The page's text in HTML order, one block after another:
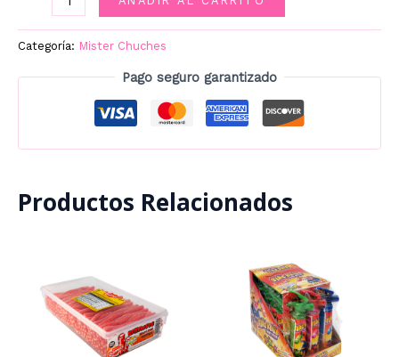
Reembolso
cantidad
Categoría: Mister Chuches
Pago seguro garantizado
Productos Relacionados